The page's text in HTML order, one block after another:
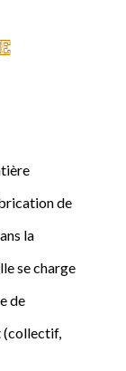
de
la
se charge
de
(collectif,